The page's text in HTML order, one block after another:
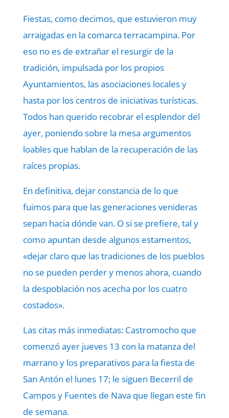
Fiestas, como decimos, que estuvieron muy
arraigadas en la comarca terracampina. Por
eso no es de extrañar el resurgir de la
tradición, impulsada por los propios
Ayuntamientos, las asociaciones locales y
hasta por los centros de iniciativas turísticas.
Todos han querido recobrar el esplendor del
ayer, poniendo sobre la mesa argumentos
loables que hablan de la recuperación de las
raíces propias.
En definitiva, dejar constancia de lo que
fuimos para que las generaciones venideras
sepan hacia dónde van. O si se prefiere, tal y
como apuntan desde algunos estamentos,
«dejar claro que las tradiciones de los pueblos
no se pueden perder y menos ahora, cuando
la despoblación nos acecha por los cuatro
costados».
Las citas más inmediatas: Castromocho que
comenzó ayer jueves 13 con la matanza del
marrano y los preparativos para la fiesta de
San Antón el lunes 17; le siguen Becerril de
Campos y Fuentes de Nava que llegan este fin
de semana.